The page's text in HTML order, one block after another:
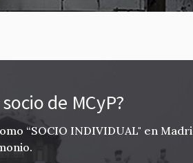
de MCyP?
“SOCIO INDIVIDUAL" en